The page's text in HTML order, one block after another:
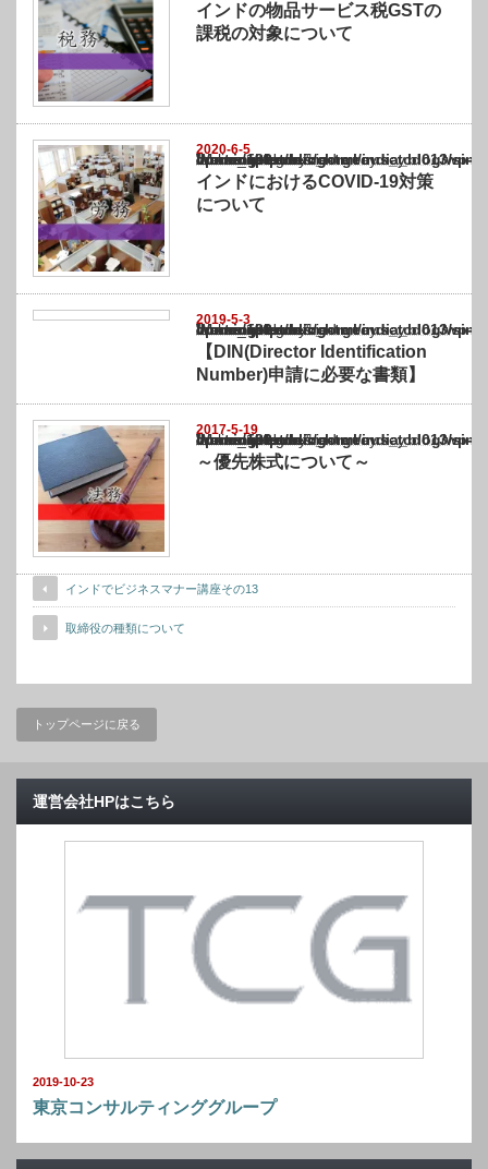
インドの物品サービス税GSTの
課税の対象について
2020-6-5
Warning
: Undefined array key "show_category" in
/home/netst/kuno-cpa.co.jp/public_html/india_blog/wp-content/themes/
on line183
インドにおけるCOVID-19対策
について
2019-5-3
Warning
: Undefined array key "show_category" in
/home/netst/kuno-cpa.co.jp/public_html/india_blog/wp-content/themes/
on line183
【DIN(Director Identification
Number)申請に必要な書類】
2017-5-19
Warning
: Undefined array key "show_category" in
/home/netst/kuno-cpa.co.jp/public_html/india_blog/wp-content/themes/
on line183
～優先株式について～
インドでビジネスマナー講座その13
取締役の種類について
トップページに戻る
運営会社HPはこちら
2019-10-23
東京コンサルティンググループ